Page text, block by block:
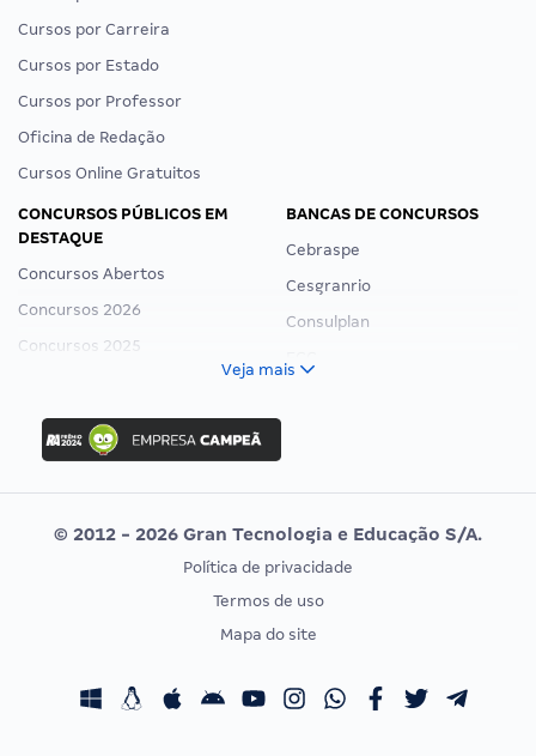
Cursos por Carreira
Cursos por Estado
Cursos por Professor
Oficina de Redação
Cursos Online Gratuitos
CONCURSOS PÚBLICOS EM
DESTAQUE
Concursos Abertos
Concursos 2026
Concursos 2025
Concurso Ibama
Concurso MPU
Editais publicados
BANCAS DE CONCURSOS
Cebraspe
Cesgranrio
Consulplan
Vunesp
CONCURSOS POR PROFISSÃO
Concursos Fiscais
EXAME DE ORDEM
Calendário OAB
Veja mais
© 2012 - 2026 Gran Tecnologia e Educação S/A.
Política de privacidade
Termos de uso
Mapa do site